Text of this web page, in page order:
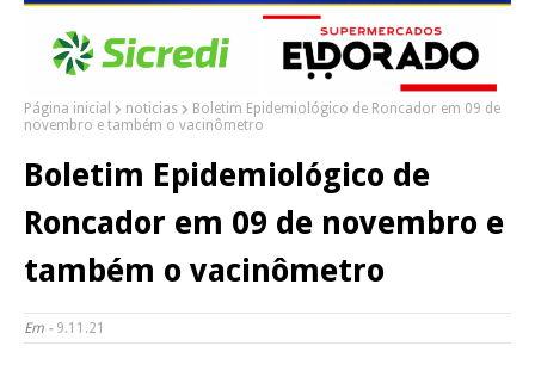
Página inicial noticias
Boletim Epidemiológico de Roncador em 09 de
novembro e também o vacinômetro
Boletim Epidemiológico de
Roncador em 09 de novembro e
também o vacinômetro
Em - 9.11.21